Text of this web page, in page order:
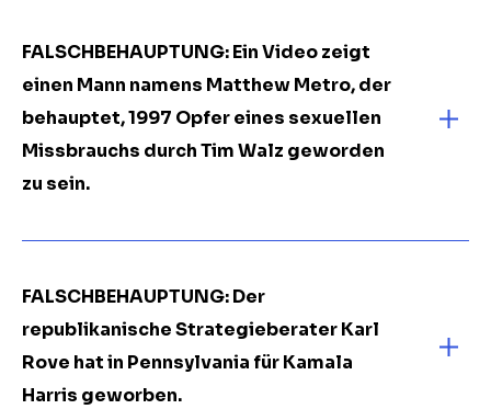
FALSCHBEHAUPTUNG: Ein Video zeigt
einen Mann namens Matthew Metro, der
behauptet, 1997 Opfer eines sexuellen
Missbrauchs durch Tim Walz geworden
zu sein.
FALSCHBEHAUPTUNG: Der
republikanische Strategieberater Karl
Rove hat in Pennsylvania für Kamala
Harris geworben.